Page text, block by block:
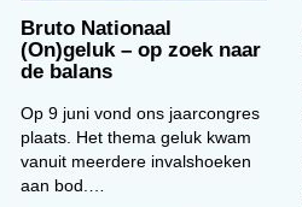
Bruto Nationaal
(On)geluk – op zoek naar
de balans
Op 9 juni vond ons jaarcongres
plaats. Het thema geluk kwam
vanuit meerdere invalshoeken
aan bod.…